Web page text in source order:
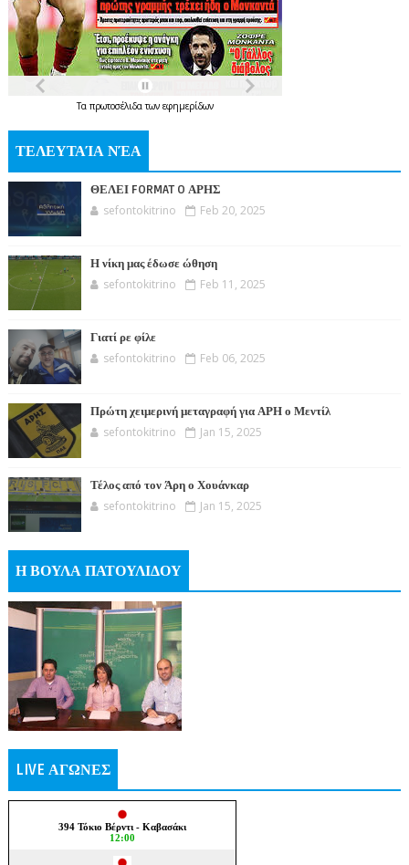
Τα πρωτοσέλιδατων εφημερίδων
ΤΕΛΕΥΤΑΊΑ ΝΈΑ
ΘΕΛΕΙ FORMAT O ΑΡΗΣ
sefontokitrino Feb 20, 2025
Η νίκη μας έδωσε ώθηση
sefontokitrino Feb 11, 2025
Γιατί ρε φίλε
sefontokitrino Feb 06, 2025
Πρώτη χειμερινή μεταγραφή για ΑΡΗ ο Μεντίλ
sefontokitrino Jan 15, 2025
Τέλος από τον Άρη ο Χουάνκαρ
sefontokitrino Jan 15, 2025
Η ΒΟΥΛΑ ΠΑΤΟΥΛΙΔΟΥ
LIVE ΑΓΩΝΕΣ